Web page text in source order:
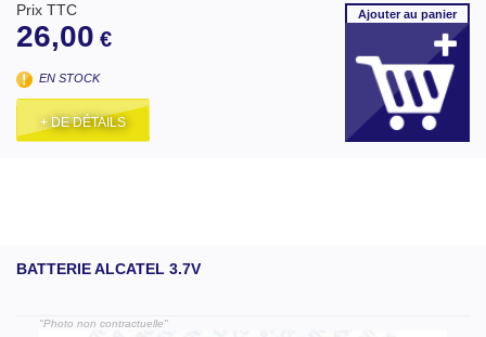
Prix TTC
26,00 €
EN STOCK
+ DE DÉTAILS
Ajouterau panier
BATTERIE ALCATEL 3.7V
"Photo non contractuelle"